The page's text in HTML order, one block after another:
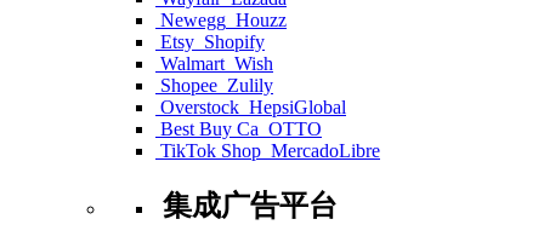
Newegg Houzz
Etsy Shopify
Walmart Wish
Shopee Zulily
Overstock HepsiGlobal
Best Buy Ca OTTO
TikTok Shop MercadoLibre
集成广告平台